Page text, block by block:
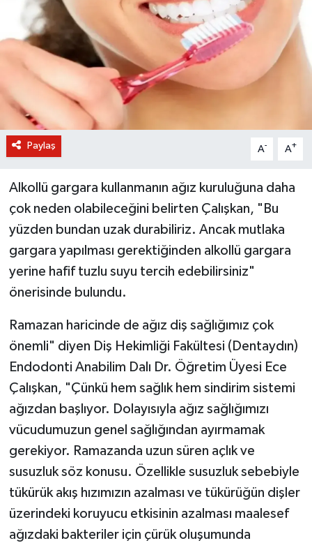
Paylaş A- A+
Alkollü gargara kullanmanın ağız kuruluğuna daha
çok neden olabileceğini belirten Çalışkan, "Bu
yüzden bundan uzak durabiliriz. Ancak mutlaka
gargara yapılması gerektiğinden alkollü gargara
yerine hafif tuzlu suyu tercih edebilirsiniz"
önerisinde bulundu.
Ramazan haricinde de ağız diş sağlığımız çok
önemli" diyen Diş Hekimliği Fakültesi (Dentaydın)
Endodonti Anabilim Dalı Dr. Öğretim Üyesi Ece
Çalışkan, "Çünkü hem sağlık hem sindirim sistemi
ağızdan başlıyor. Dolayısıyla ağız sağlığımızı
vücudumuzun genel sağlığından ayırmamak
gerekiyor. Ramazanda uzun süren açlık ve
susuzluk söz konusu. Özellikle susuzluk sebebiyle
tükürük akış hızımızın azalması ve tükürüğün dişler
üzerindeki koruyucu etkisinin azalması maalesef
ağızdaki bakteriler için çürük oluşumunda
KURUMSAL